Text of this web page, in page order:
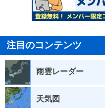
注目のコンテンツ
雨雲レーダー
天気図